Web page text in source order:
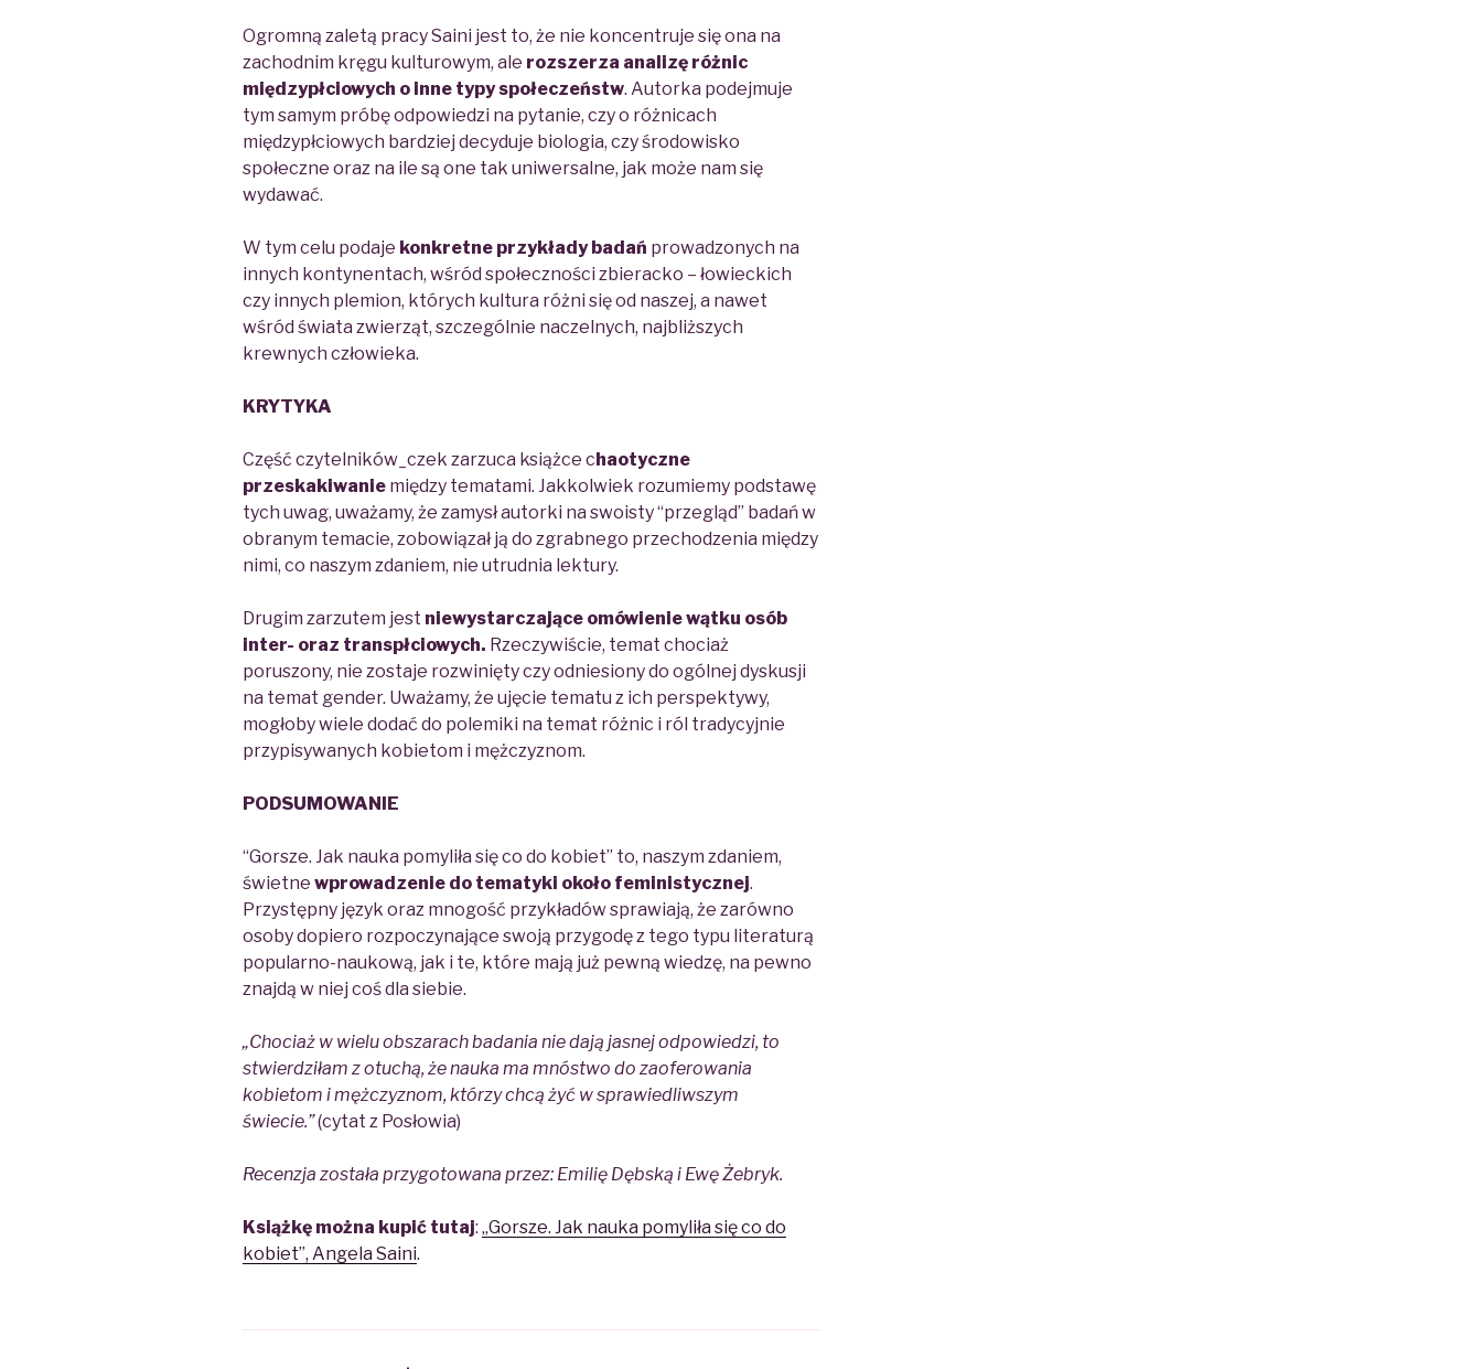
Ogromną zaletą pracy Saini jest to, że nie koncentruje się ona na
zachodnim kręgu kulturowym, ale rozszerza analizę różnic
międzypłciowych o inne typy społeczeństw. Autorka podejmuje
tym samym próbę odpowiedzi na pytanie, czy o różnicach
międzypłciowych bardziej decyduje biologia, czy środowisko
społeczne oraz na ile są one tak uniwersalne, jak może nam się
wydawać.
W tym celu podaje konkretne przykłady badań prowadzonych na
innych kontynentach, wśród społeczności zbieracko – łowieckich
czy innych plemion, których kultura różni się od naszej, a nawet
wśród świata zwierząt, szczególnie naczelnych, najbliższych
krewnych człowieka.
KRYTYKA
Część czytelników_czek zarzuca książce c haotyczne
przeskakiwanie między tematami. Jakkolwiek rozumiemy podstawę
tych uwag, uważamy, że zamysł autorki na swoisty “przegląd” badań w
obranym temacie, zobowiązał ją do zgrabnego przechodzenia między
nimi, co naszym zdaniem, nie utrudnia lektury.
Drugim zarzutem jest niewystarczające omówienie wątku osób
inter- oraz transpłciowych. Rzeczywiście, temat chociaż
poruszony, nie zostaje rozwinięty czy odniesiony do ogólnej dyskusji
na temat gender. Uważamy, że ujęcie tematu z ich perspektywy,
mogłoby wiele dodać do polemiki na temat różnic i ról tradycyjnie
przypisywanych kobietom i mężczyznom.
PODSUMOWANIE
“Gorsze. Jak nauka pomyliła się co do kobiet” to, naszym zdaniem,
świetne wprowadzenie do tematyki około feministycznej.
Przystępny język oraz mnogość przykładów sprawiają, że zarówno
osoby dopiero rozpoczynające swoją przygodę z tego typu literaturą
popularno-naukową, jak i te, które mają już pewną wiedzę, na pewno
znajdą w niej coś dla siebie.
„Chociaż w wielu obszarach badania nie dają jasnej odpowiedzi, to
stwierdziłam z otuchą, że nauka ma mnóstwo do zaoferowania
kobietom i mężczyznom, którzy chcą żyć w sprawiedliwszym
świecie.”(cytat z Posłowia)
Recenzja została przygotowana przez: Emilię Dębską i Ewę Żebryk.
Książkę można kupić tutaj: „Gorsze. Jak nauka pomyliła się co do
kobiet”, Angela Saini.